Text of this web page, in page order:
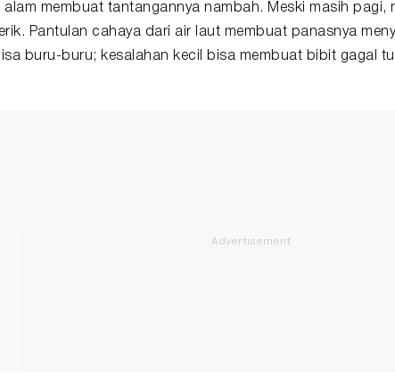
alam membuat tantangannya nambah. Meski masih pagi,
Pantulan cahaya dari air laut membuat panasnya
buru-buru; kesalahan kecil bisa membuat bibit gagal